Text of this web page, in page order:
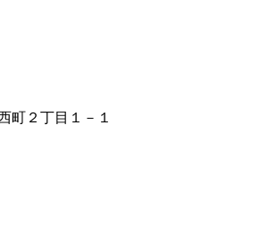
町２丁目１－１